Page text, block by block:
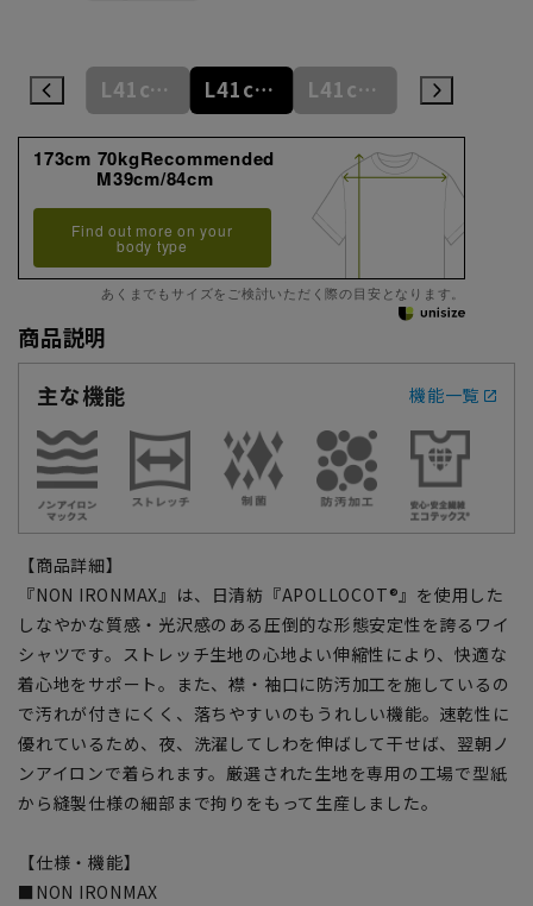
L41cm/82cm L41cm/84cm L41cm/86cm
173cm 70kgRecommended
M39cm/84cm
Find out more on your
body type
あくまでもサイズをご検討いただく際の目安となります。
商品説明
主な機能
機能一覧
【商品詳細】
『NON IRONMAX』は、日清紡『APOLLOCOT®』を使用した
しなやかな質感・光沢感のある圧倒的な形態安定性を誇るワイ
シャツです。ストレッチ生地の心地よい伸縮性により、快適な
着心地をサポート。また、襟・袖口に防汚加工を施しているの
で汚れが付きにくく、落ちやすいのもうれしい機能。速乾性に
優れているため、夜、洗濯してしわを伸ばして干せば、翌朝ノ
ンアイロンで着られます。厳選された生地を専用の工場で型紙
から縫製仕様の細部まで拘りをもって生産しました。
【仕様・機能】
■NON IRONMAX